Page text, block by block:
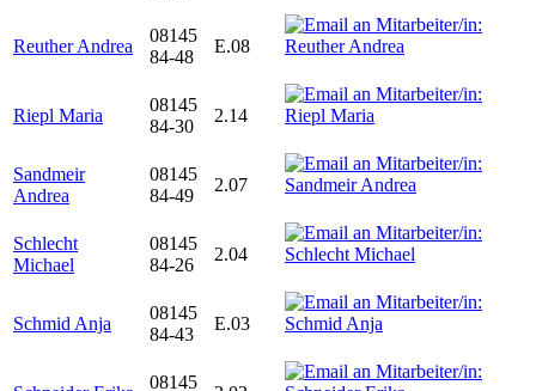
Reuther Andrea
08145
84-48
E.08
Riepl Maria
08145
84-30
2.14
Sandmeir
Andrea
08145
84-49
2.07
Schlecht
Michael
08145
84-26
2.04
Schmid Anja
08145
84-43
E.03
08145